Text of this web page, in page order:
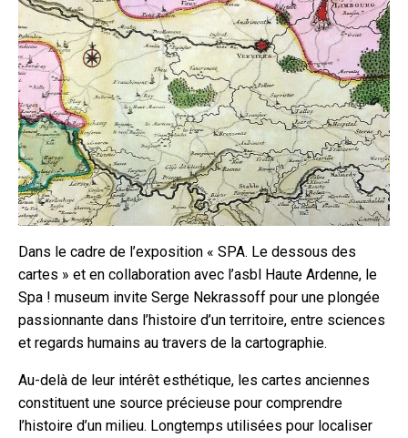
Dans le cadre de l’exposition « SPA. Le dessous des
cartes » et en collaboration avec l’asbl Haute Ardenne, le
Spa ! museum invite Serge Nekrassoff pour une plongée
passionnante dans l’histoire d’un territoire, entre sciences
et regards humains au travers de la cartographie.
Au-delà de leur intérêt esthétique, les cartes anciennes
constituent une source précieuse pour comprendre
l’histoire d’un milieu. Longtemps utilisées pour localiser